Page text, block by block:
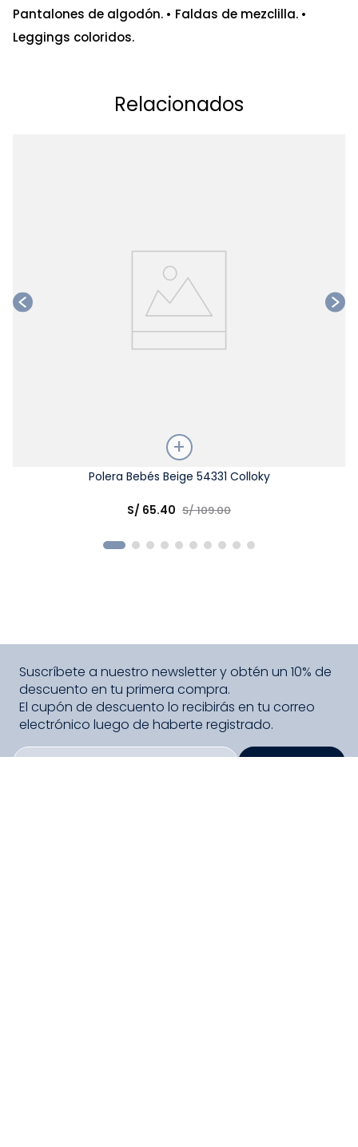
Pantalones de algodón. • Faldas de mezclilla. •
Leggings coloridos.
Relacionados
Polera Bebés Beige 54331 Colloky
S/ 65.40 S/109.00
Suscríbete a nuestro newsletter y obtén un 10% de
descuento en tu primera compra.
El cupón de descuento lo recibirás en tu correo
electrónico luego de haberte registrado.
SUSCRIBIRME